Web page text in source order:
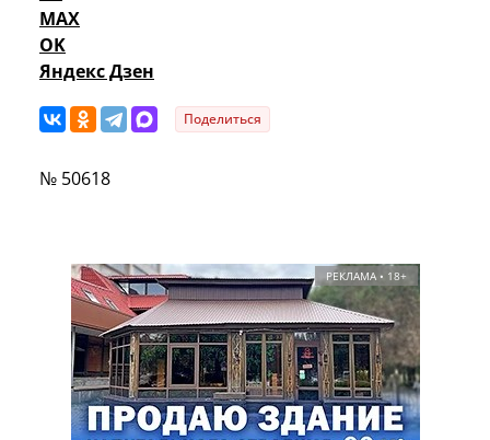
MAX
OK
Яндекс Дзен
Поделиться
№ 50618
РЕКЛАМА • 18+